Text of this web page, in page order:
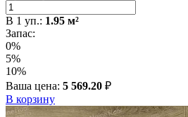
В 1 уп.: 1.95 м²
Запас:
0%
5%
10%
Ваша цена: 5 569.20 ₽
В корзину